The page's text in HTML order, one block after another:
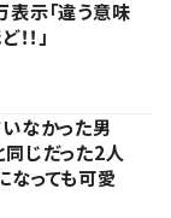
示「違う意味
！」
いなかった男
じだった2人
っても可愛